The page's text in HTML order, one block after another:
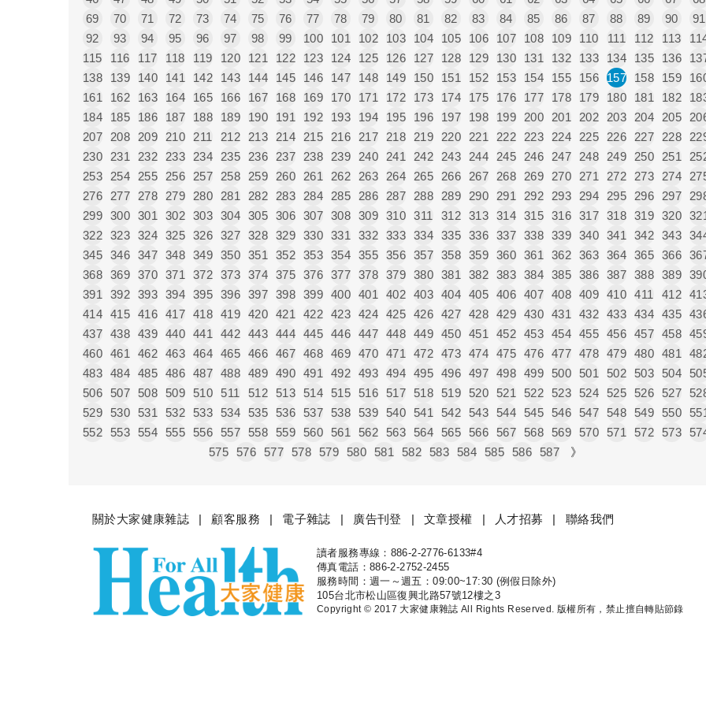
69
70 71 72 73 74 75 76 77 78 79 80 81 82 83 84 85 86 87 88 89 90
91
92
93 94 95 96 97 98 99 100 101 102 103 104 105 106 107 108 109 110 111 112 113
115
116 117 118 119 120 121 122 123 124 125 126 127 128 129 130 131 132 133 134 135 136
138
139 140 141 142 143 144 145 146 147 148 149 150 151 152 153 154 155 156 157 158 159
161
162 163 164 165 166 167 168 169 170 171 172 173 174 175 176 177 178 179 180 181 182
184
185 186 187 188 189 190 191 192 193 194 195 196 197 198 199 200 201 202 203 204 205
207
208 209 210 211 212 213 214 215 216 217 218 219 220 221 222 223 224 225 226 227 228
230
231 232 233 234 235 236 237 238 239 240 241 242 243 244 245 246 247 248 249 250 251
253
254 255 256 257 258 259 260 261 262 263 264 265 266 267 268 269 270 271 272 273 274
276
277 278 279 280 281 282 283 284 285 286 287 288 289 290 291 292 293 294 295 296 297
299 300 301 302 303 304 305 306 307 308 309 310 311 312 313 314 315 316 317 318 319 320
322 323 324 325 326 327 328 329 330 331 332 333 334 335 336 337 338 339 340 341 342 343
345 346 347 348 349 350 351 352 353 354 355 356 357 358 359 360 361 362 363 364 365 366
368 369 370 371 372 373 374 375 376 377 378 379 380 381 382 383 384 385 386 387 388 389
391
392 393 394 395 396 397 398 399 400 401 402 403 404 405 406 407 408 409 410 411 412
414 415 416 417 418 419 420 421 422 423 424 425 426 427 428 429 430 431 432 433 434 435
437 438 439 440 441 442 443 444 445 446 447 448 449 450 451 452 453 454 455 456 457 458
460 461 462 463 464 465 466 467 468 469 470 471 472 473 474 475 476 477 478 479 480 481
483 484 485 486 487 488 489 490 491 492 493 494 495 496 497 498 499 500 501 502 503 504
506 507 508 509 510 511 512 513 514 515 516 517 518 519 520 521 522 523 524 525 526 527
529 530 531 532 533 534 535 536 537 538 539 540 541 542 543 544 545 546 547 548 549 550
552 553 554 555 556 557 558 559 560 561 562 563 564 565 566 567 568 569 570 571 572 573
575 576 577 578 579 580 581 582 583 584 585 586 587 》
關於大家健康雜誌 顧客服務 電子雜誌 廣告刊登 文章授權 人才招募 聯絡我們
大家健康
讀者服務專線：886-2-2776-6133#4
傳真電話：886-2-2752-2455
服務時間：週一～週五：09:00~17:30 (例假日除外)
105台北市松山區復興北路57號12樓之3
Copyright © 2017 大家健康雜誌 All Rights Reserved. 版權所有，禁止擅自轉貼節錄